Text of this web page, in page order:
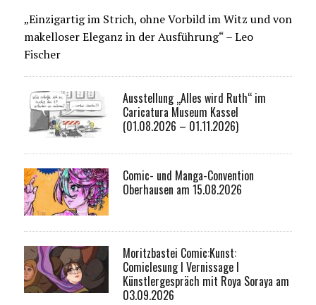
„Einzigartig im Strich, ohne Vorbild im Witz und von
makelloser Eleganz in der Ausführung“ – Leo
Fischer
Ausstellung „Alles wird Ruth“ im
Caricatura Museum Kassel
(01.08.2026 – 01.11.2026)
Comic- und Manga-Convention
Oberhausen am 15.08.2026
Moritzbastei Comic:Kunst:
Comiclesung I Vernissage I
Künstlergespräch mit Roya Soraya am
03.09.2026